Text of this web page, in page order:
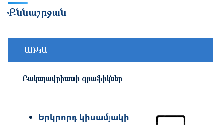
Քննաշրջան
ԱՌԿԱ
Բակալավրիատի գրաֆիկներ
Image
Երկրորդ կիսամյակի